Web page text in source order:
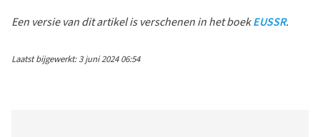
Een versie van dit artikel is verschenen in het boekEUSSR.
Laatst bijgewerkt: 3 juni 2024 06:54